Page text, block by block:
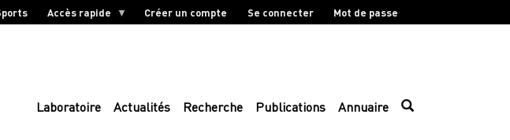
Accès rapide Créer un compte Se connecter Mot de passe
Laboratoire Actualités Recherche Publications Annuaire